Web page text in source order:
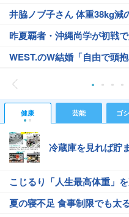
井脇ノブ子さん 体重38kg減
昨夏覇者・沖縄尚学が初戦
WEST.のW結婚「自由で頭抱
健康 芸能 ゴ
冷蔵庫を見れば貯
こじるり「人生最高体重」
夏の寝不足 食事制限でも太